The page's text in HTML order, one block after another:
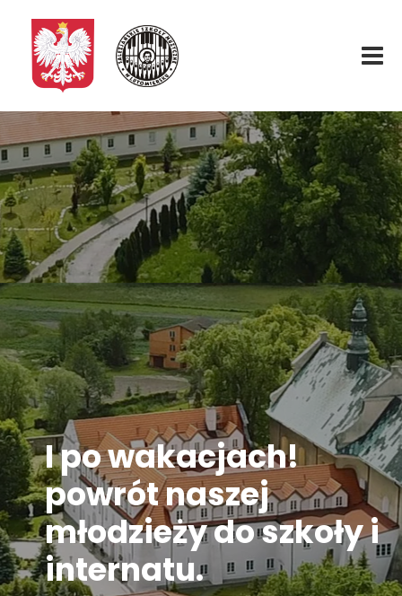
Start
O nas
Aktualności
Rekrutacja
Fundacja
Konkurs organowy
LAOM
Klasztor
1,5%
Kontakt
I po wakacjach!
powrót naszej
młodzieży do szkoły i
internatu.